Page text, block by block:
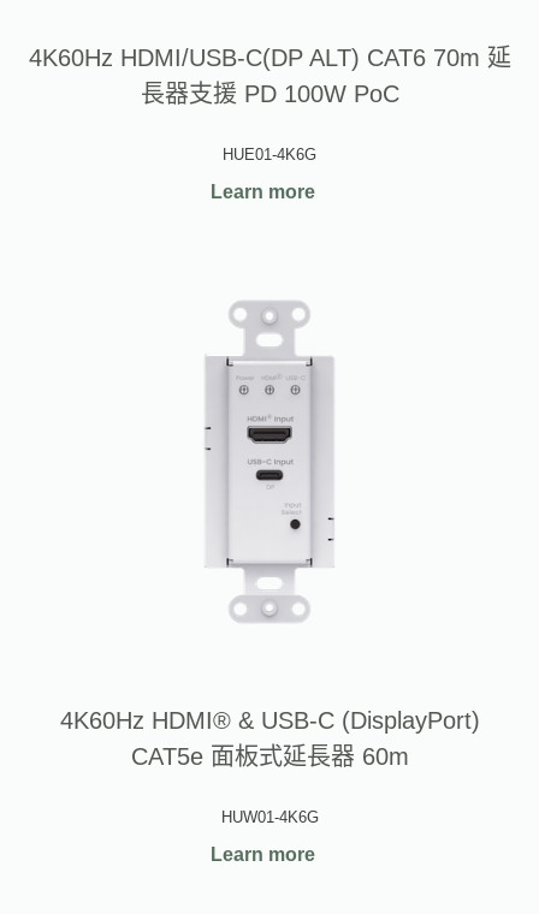
4K60Hz HDMI/USB-C(DP ALT) CAT6 70m 延
長器支援 PD 100W PoC
HUE01-4K6G
Learn more
4K60Hz HDMI® & USB-C (DisplayPort)
CAT5e 面板式延長器 60m
HUW01-4K6G
Learn more